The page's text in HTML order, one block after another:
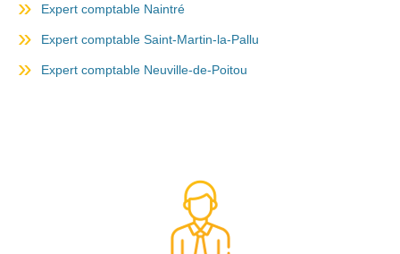
Expert comptable Naintré
Expert comptable Saint-Martin-la-Pallu
Expert comptable Neuville-de-Poitou